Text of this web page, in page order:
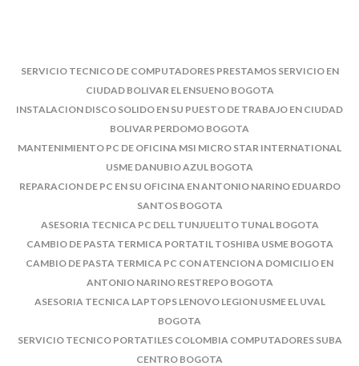
SERVICIO TECNICO DE COMPUTADORES PRESTAMOS SERVICIO EN
CIUDAD BOLIVAR EL ENSUENO BOGOTA
INSTALACION DISCO SOLIDO EN SU PUESTO DE TRABAJO EN CIUDAD
BOLIVAR PERDOMO BOGOTA
MANTENIMIENTO PC DE OFICINA MSI MICRO STAR INTERNATIONAL
USME DANUBIO AZUL BOGOTA
REPARACION DE PC EN SU OFICINA EN ANTONIO NARINO EDUARDO
SANTOS BOGOTA
ASESORIA TECNICA PC DELL TUNJUELITO TUNAL BOGOTA
CAMBIO DE PASTA TERMICA PORTATIL TOSHIBA USME BOGOTA
CAMBIO DE PASTA TERMICA PC CON ATENCION A DOMICILIO EN
ANTONIO NARINO RESTREPO BOGOTA
ASESORIA TECNICA LAPTOPS LENOVO LEGION USME EL UVAL
BOGOTA
SERVICIO TECNICO PORTATILES COLOMBIA COMPUTADORES SUBA
CENTRO BOGOTA